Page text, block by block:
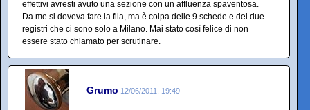
effettivi avresti avuto una sezione con un affluenza spaventosa.
Da me si doveva fare la fila, ma è colpa delle 9 schede e dei due
registri che ci sono solo a Milano. Mai stato così felice di non
essere stato chiamato per scrutinare.
Grumo 12/06/2011, 19:49